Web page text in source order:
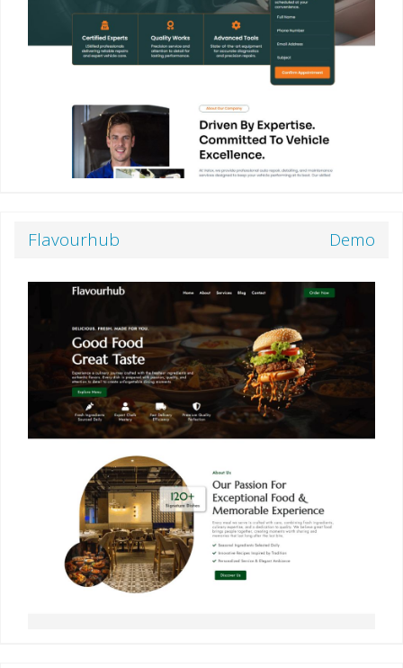
Flavourhub Demo